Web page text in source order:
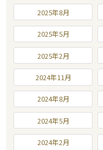
2025年8月
2025年5月
2025年2月
2024年11月
2024年8月
2024年5月
2024年2月